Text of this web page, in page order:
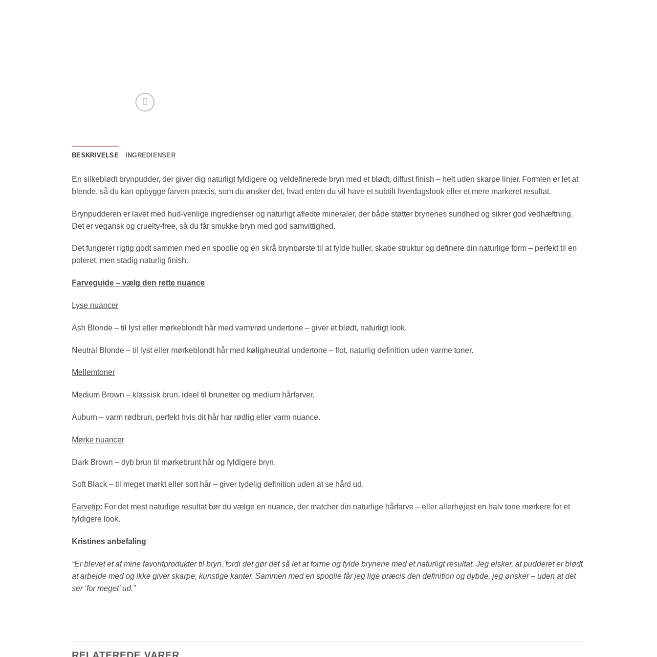
BESKRIVELSE INGREDIENSER
En silkeblødt brynpudder, der giver dig naturligt fyldigere og veldefinerede bryn med et blødt, diffust finish – helt uden skarpe linjer. Formlen er let at
blende, så du kan opbygge farven præcis, som du ønsker det, hvad enten du vil have et subtilt hverdagslook eller et mere markeret resultat.
Brynpudderen er lavet med hud‑venlige ingredienser og naturligt afledte mineraler, der både støtter brynenes sundhed og sikrer god vedhæftning.
Det er vegansk og cruelty‑free, så du får smukke bryn med god samvittighed.
Det fungerer rigtig godt sammen med en spoolie og en skrå brynbørste til at fylde huller, skabe struktur og definere din naturlige form – perfekt til en
poleret, men stadig naturlig finish.
Farveguide – vælg den rette nuance
Lyse nuancer
Ash Blonde – til lyst eller mørkeblondt hår med varm/rød undertone – giver et blødt, naturligt look.
Neutral Blonde – til lyst eller mørkeblondt hår med kølig/neutral undertone – flot, naturlig definition uden varme toner.
Mellemtoner
Medium Brown – klassisk brun, ideel til brunetter og medium hårfarver.
Auburn – varm rødbrun, perfekt hvis dit hår har rødlig eller varm nuance.
Mørke nuancer
Dark Brown – dyb brun til mørkebrunt hår og fyldigere bryn.
Soft Black – til meget mørkt eller sort hår – giver tydelig definition uden at se hård ud.
Farvetip: For det mest naturlige resultat bør du vælge en nuance, der matcher din naturlige hårfarve – eller allerhøjest en halv tone mørkere for et
fyldigere look.
Kristines anbefaling
“Er blevet et af mine favoritprodukter til bryn, fordi det gør det så let at forme og fylde brynene med et naturligt resultat. Jeg elsker, at pudderet er blødt
at arbejde med og ikke giver skarpe, kunstige kanter. Sammen med en spoolie får jeg lige præcis den definition og dybde, jeg ønsker – uden at det
ser ‘for meget’ ud.”